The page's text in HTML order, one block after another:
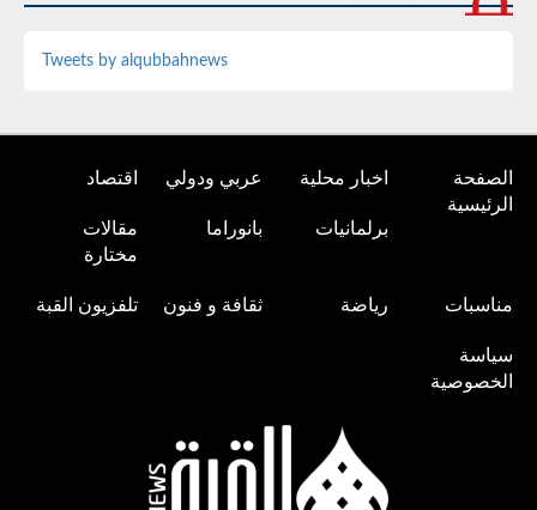
Tweets by alqubbahnews
الصفحة
الرئيسية
اخبار محلية عربي ودولي اقتصاد
برلمانيات بانوراما
مقالات
مختارة
مناسبات رياضة ثقافة و فنون تلفزيون القبة
سياسة
الخصوصية